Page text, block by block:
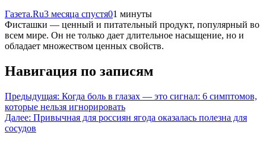
Газета.Ru3 месяца спустя01 минуты
Фисташки — ценный и питательный продукт, популярный во
всем мире. Он не только дает длительное насыщение, но и
обладает множеством ценных свойств.
Навигация по записям
Предыдущая: Когда боль в глазах — это сигнал: 6 симптомов,
которые нельзя игнорировать
Далее: Привычная для россиян ягода оказалась полезна для
сосудов